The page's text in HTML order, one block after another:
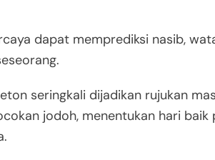
dapat memprediksi nasib,
seringkali dijadikan rujukan
jodoh, menentukan hari baik